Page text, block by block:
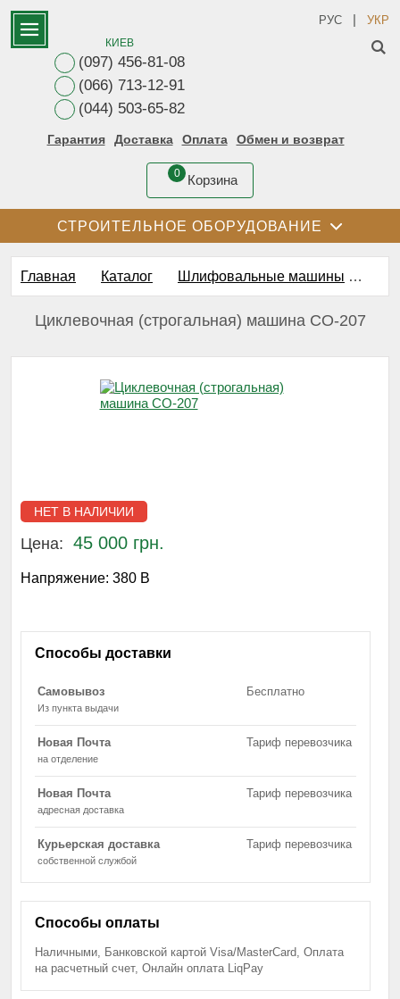
КИЕВ
(097) 456-81-08
(066) 713-12-91
(044) 503-65-82
Гарантия Доставка Оплата Обмен и возврат
0 Корзина
РУС | УКР
СТРОИТЕЛЬНОЕ ОБОРУДОВАНИЕ
Главная Каталог Шлифовальные машины
Циклевочная (строгальная) машина СО-207
НЕТ В НАЛИЧИИ
Цена: 45 000 грн.
Напряжение: 380 В
Способы доставки
Самовывоз
Из пункта выдачи
Бесплатно
Новая Почта
на отделение
Тариф перевозчика
Новая Почта
адресная доставка
Тариф перевозчика
Курьерская доставка
собственной службой
Тариф перевозчика
Способы оплаты
Наличными, Банковской картой Visa/MasterCard, Оплата
на расчетный счет, Онлайн оплата LiqPay